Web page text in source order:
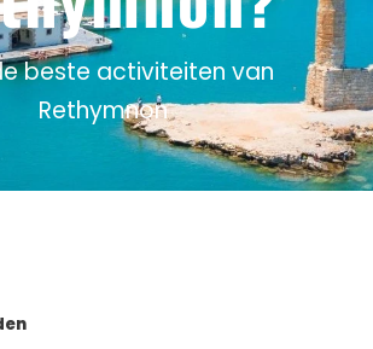
beste activiteiten van
Rethymnon